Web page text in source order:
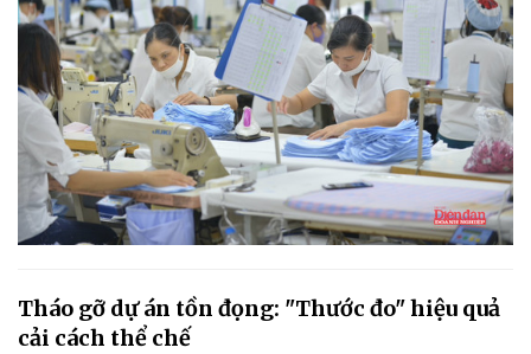
Tháo gỡ dự án tồn đọng: "Thước đo" hiệu quả
cải cách thể chế